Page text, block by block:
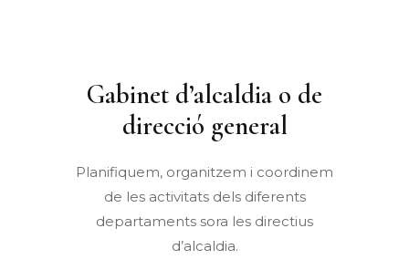
Gabinet d’alcaldia o de
direcció general
Planifiquem, organitzem i coordinem
de les activitats dels diferents
departaments sora les directius
d’alcaldia.